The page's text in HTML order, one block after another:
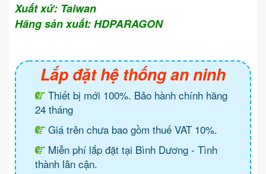
Xuất xứ: Taiwan
Hãng sản xuất: HDPARAGON
Lắp đặt hệ thống an ninh
Thiết bị mới 100%. Bảo hành chính hãng
24 tháng
Giá trên chưa bao gồm thuế VAT 10%.
Miễn phí lắp đặt tại Bình Dương - Tình
thành lân cận.